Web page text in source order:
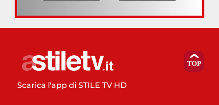
Scarica l'app di STILE TV HD